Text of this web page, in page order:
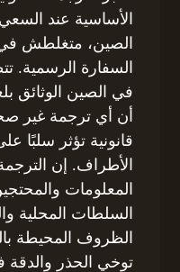
الأساسية عند السعي
الصين، متغلطش
السفارة الرسمية.
في الصين الوثائق
أن أي ترجمة غير
قانونية تؤثر سلبًا
الأطراف. إن
المعلومات
السلطات المحلية
الظروف المحيطة
توخي الحذر